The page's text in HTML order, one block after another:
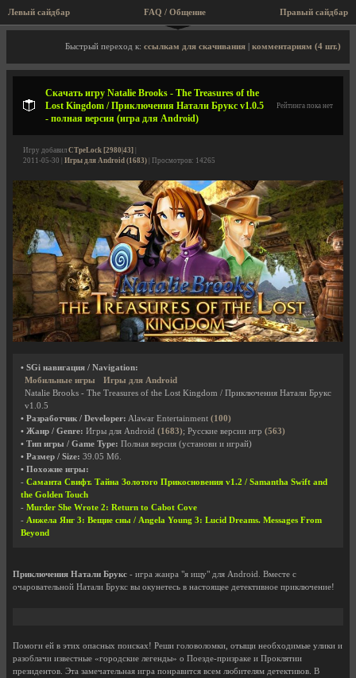
Левый сайдбар Правый сайдбар
FAQ / Общение
Описание игры, скриншоты, видео
Быстрый переход к: ссылкам для скачивания комментариям (4 шт.)
Скачать игру Natalie Brooks - The Treasures of the
Lost Kingdom / Приключения Натали Брукс v1.0.5
- полная версия (игра для Android)
Рейтинга пока нет
Игру добавил CTpeLock [2980|43]
2011-05-30 | Игры для Android (1683) | Просмотров: 14265
• SGi навигация / Navigation:
Мобильные игры
Игры для Android
Natalie Brooks - The Treasures of the Lost Kingdom / Приключения Натали Брукс
v1.0.5
• Разработчик / Developer: Alawar Entertainment (100)
• Жанр / Genre: Игры для Android (1683); Русские версии игр (563)
• Тип игры / Game Type: Полная версия (установи и играй)
• Размер / Size: 39.05 Мб.
• Похожие игры:
- Саманта Свифт. Тайна Золотого Прикосновения v1.2 / Samantha Swift and
the Golden Touch
- Murder She Wrote 2: Return to Cabot Cove
- Анжела Янг 3: Вещие сны / Angela Young 3: Lucid Dreams. Messages From
Beyond
Приключения Натали Брукс - игра жанра "я ищу" для Android. Вместе с
очаровательной Натали Брукс вы окунетесь в настоящее детективное приключение!
Помоги ей в этих опасных поисках! Реши головоломки, отыщи необходимые улики и
разоблачи известные «городские легенды» о Поезде-призраке и Проклятии
президентов. Эта замечательная игра понравится всем любителям детективов. В